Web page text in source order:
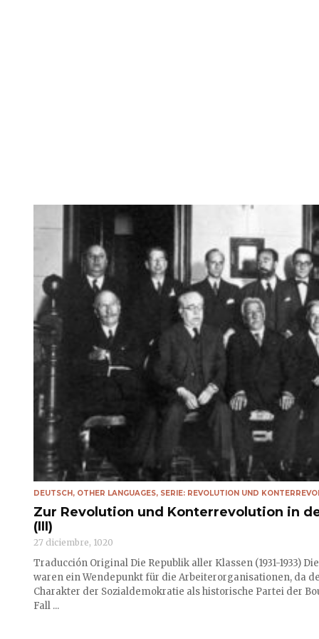
DEUTSCH , OTHER LANGUAGES, SERIE: REVOLUTION UND
Zur Revolution und Konterrevolution in
(III)
27 diciembre, 1020
Traducción Original Die Republik aller Klassen (1931-1933)
waren ein Wendepunkt für die Arbeiterorganisationen, da
Charakter der Sozialdemokratie als historische Partei der
Fall ...